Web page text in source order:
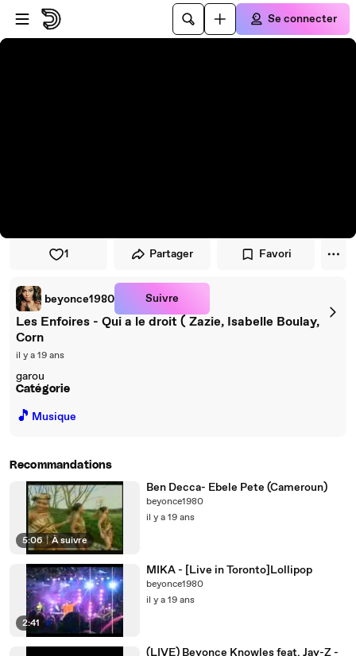
Passer au player
Passer au contenu principal
Se connecter
1 Partager Favori
beyonce1980 Suivre
Les Enfoires - Qui a le droit ( Zazie, Isabelle Boulay,
Corn
il y a 19 ans
garou
Catégorie
🎵 Musique
Recommandations
5:06 | À suivre
Ben Decca- Ebele Pete (Cameroun)
beyonce1980
il y a 19 ans
2:41
MIKA - [Live in Toronto]Lollipop
beyonce1980
il y a 19 ans
(LIVE) Beyonce Knowles feat. Jay-Z -